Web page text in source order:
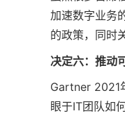
加速数字业务
的政策，同时
决定六：推动
Gartner 2021
眼于IT团队如